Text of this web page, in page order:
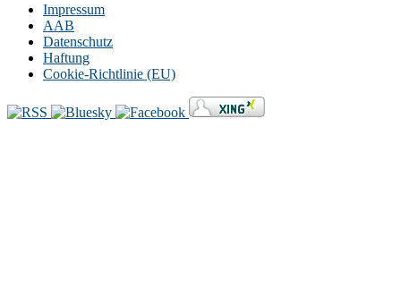
Impressum
AAB
Datenschutz
Haftung
Cookie-Richtlinie (EU)